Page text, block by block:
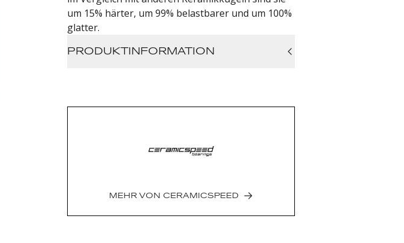
um 15% härter, um 99% belastbarer und um 100%
glatter.
PRODUKTINFORMATION
Lifetime Warranty
MEHR VON CERAMICSPEED